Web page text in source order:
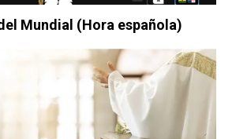
Mundial (Hora española)